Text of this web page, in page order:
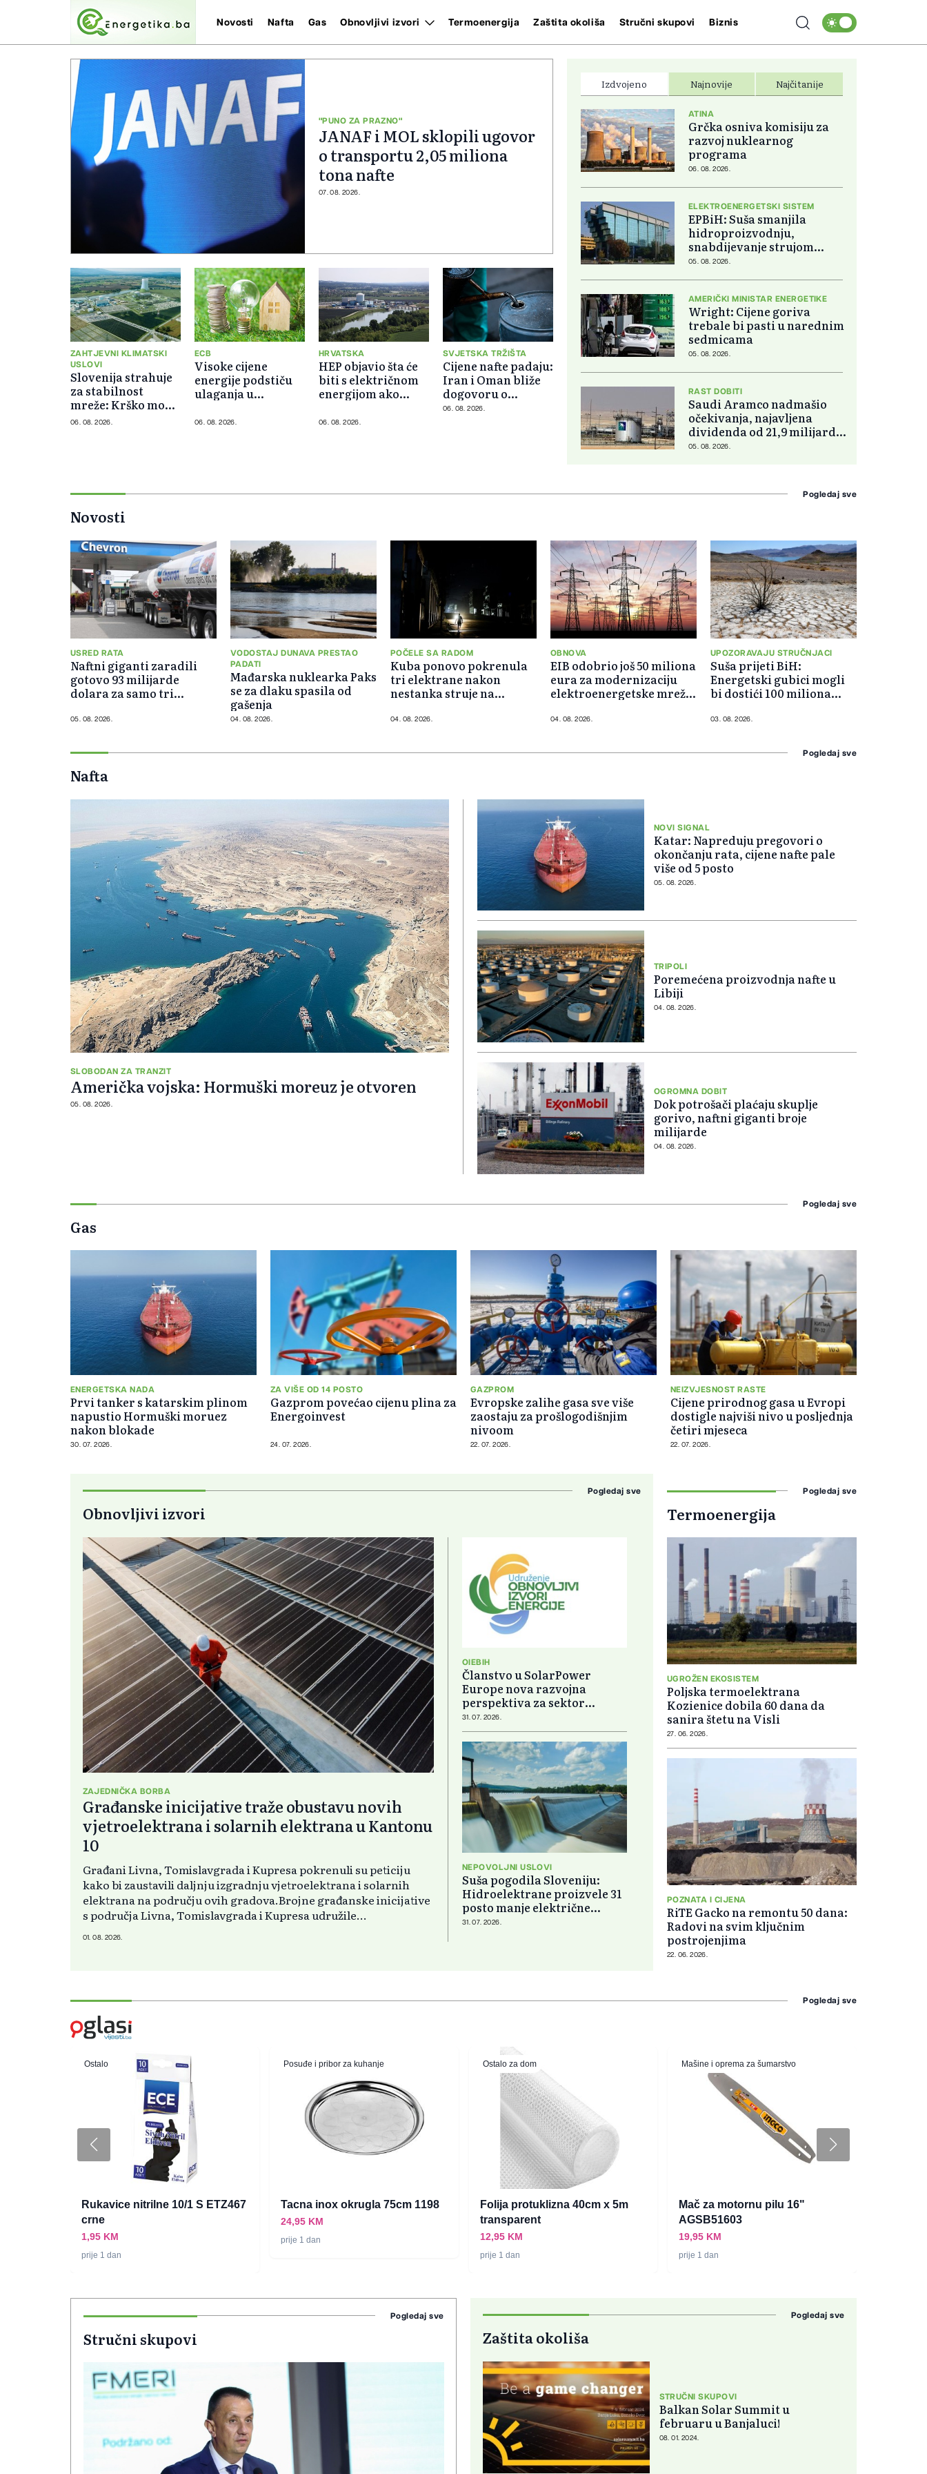
Novosti Nafta Gas Obnovljivi izvori Termoenergija Zaštita okoliša Stručni skupovi Biznis
"PUNO ZA PRAZNO"
JANAF i MOL sklopili ugovor
o transportu 2,05 miliona
tona nafte
07. 08. 2026.
ZAHTJEVNI KLIMATSKI
USLOVI
Slovenija strahuje
za stabilnost
mreže: Krško mora
raditi barem
06. 08. 2026.
ECB
Visoke cijene
energije podstiču
ulaganja u
efikasnost domova
06. 08. 2026.
HRVATSKA
HEP objavio šta će
biti s električnom
energijom ako
Krškom
06. 08. 2026.
SVJETSKA TRŽIŠTA
Cijene nafte padaju:
Iran i Oman bliže
dogovoru o
Hormuškom
06. 08. 2026.
Izdvojeno Najnovije Najčitanije
ATINA
Grčka osniva komisiju za
razvoj nuklearnog
programa
06. 08. 2026.
ELEKTROENERGETSKI SISTEM
EPBiH: Suša smanjila
hidroproizvodnju,
snabdijevanje strujom
ostaje stabilno
05. 08. 2026.
AMERIČKI MINISTAR ENERGETIKE
Wright: Cijene goriva
trebale bi pasti u narednim
sedmicama
05. 08. 2026.
RAST DOBITI
Saudi Aramco nadmašio
očekivanja, najavljena
dividenda od 21,9 milijardi
dolara
05. 08. 2026.
Pogledaj sve
Novosti
USRED RATA
Naftni giganti zaradili
gotovo 93 milijarde
dolara za samo tri
05. 08. 2026.
VODOSTAJ DUNAVA PRESTAO
PADATI
Mađarska nuklearka Paks
se za dlaku spasila od
gašenja
04. 08. 2026.
POČELE SA RADOM
Kuba ponovo pokrenula
tri elektrane nakon
nestanka struje na
04. 08. 2026.
OBNOVA
EIB odobrio još 50 miliona
eura za modernizaciju
elektroenergetske mreže
04. 08. 2026.
UPOZORAVAJU STRUČNJACI
Suša prijeti BiH:
Energetski gubici mogli
bi dostići 100 miliona
03. 08. 2026.
Pogledaj sve
Nafta
SLOBODAN ZA TRANZIT
Američka vojska: Hormuški moreuz je otvoren
05. 08. 2026.
NOVI SIGNAL
Katar: Napreduju pregovori o
okončanju rata, cijene nafte pale
više od 5 posto
05. 08. 2026.
TRIPOLI
Poremećena proizvodnja nafte u
Libiji
04. 08. 2026.
OGROMNA DOBIT
Dok potrošači plaćaju skuplje
gorivo, naftni giganti broje
milijarde
04. 08. 2026.
Pogledaj sve
Gas
ENERGETSKA NADA
Prvi tanker s katarskim plinom
napustio Hormuški moruez
nakon blokade
30. 07. 2026.
ZA VIŠE OD 14 POSTO
Gazprom povećao cijenu plina za
Energoinvest
24. 07. 2026.
GAZPROM
Evropske zalihe gasa sve više
zaostaju za prošlogodišnjim
nivoom
22. 07. 2026.
NEIZVJESNOST RASTE
Cijene prirodnog gasa u Evropi
dostigle najviši nivo u posljednja
četiri mjeseca
22. 07. 2026.
Pogledaj sve
Obnovljivi izvori
ZAJEDNIČKA BORBA
Građanske inicijative traže obustavu novih
vjetroelektrana i solarnih elektrana u Kantonu
10
Građani Livna, Tomislavgrada i Kupresa pokrenuli su peticiju
kako bi zaustavili daljnju izgradnju vjetroelektrana i solarnih
elektrana na području ovih gradova.Brojne građanske inicijative
s područja Livna, Tomislavgrada i Kupresa udružile...
01. 08. 2026.
OIEBIH
Članstvo u SolarPower
Europe nova razvojna
perspektiva za sektor
obnovljivih izvora energije
31. 07. 2026.
NEPOVOLJNI USLOVI
Suša pogodila Sloveniju:
Hidroelektrane proizvele 31
posto manje električne
energije
31. 07. 2026.
Pogledaj sve
Termoenergija
UGROŽEN EKOSISTEM
Poljska termoelektrana
Kozienice dobila 60 dana da
sanira štetu na Visli
27. 06. 2026.
POZNATA I CIJENA
RiTE Gacko na remontu 50 dana:
Radovi na svim ključnim
postrojenjima
22. 06. 2026.
Pogledaj sve
Ostalo
Rukavice nitrilne 10/1 S ETZ467
crne
1,95 KM
prije 1 dan
Posuđe i pribor za kuhanje
Tacna inox okrugla 75cm 1198
24,95 KM
prije 1 dan
Ostalo za dom
Folija protuklizna 40cm x 5m
transparent
12,95 KM
prije 1 dan
Mašine i oprema za šumarstvo
Mač za motornu pilu 16"
AGSB51603
19,95 KM
prije 1 dan
Pogledaj sve
Stručni skupovi
Pogledaj sve
Zaštita okoliša
STRUČNI SKUPOVI
Balkan Solar Summit u
februaru u Banjaluci!
08. 01. 2024.